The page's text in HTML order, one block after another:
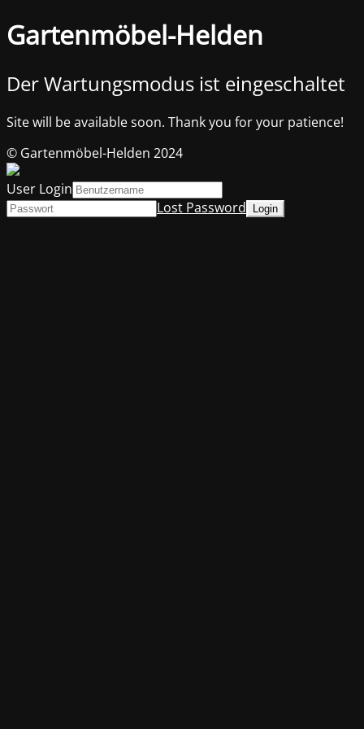
Gartenmöbel-Helden
Der Wartungsmodus ist eingeschaltet
Site will be available soon. Thank you for your patience!
© Gartenmöbel-Helden 2024
User Login
Lost Password